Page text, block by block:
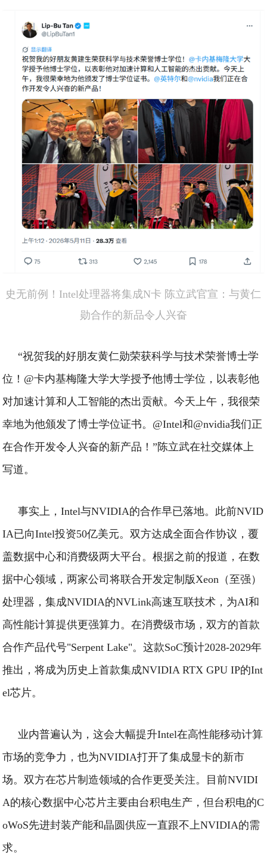
史无前例！Intel处理器将集成N卡 陈立武官宣：与黄仁
勋合作的新品令人兴奋
“祝贺我的好朋友黄仁勋荣获科学与技术荣誉博士学
位！@卡内基梅隆大学大学授予他博士学位，以表彰他
对加速计算和人工智能的杰出贡献。今天上午，我很荣
幸地为他颁发了博士学位证书。@Intel和@nvidia我们正
在合作开发令人兴奋的新产品！”陈立武在社交媒体上
写道。
事实上，Intel与NVIDIA的合作早已落地。此前NVID
IA已向Intel投资50亿美元。双方达成全面合作协议，覆
盖数据中心和消费级两大平台。根据之前的报道，在数
据中心领域，两家公司将联合开发定制版Xeon（至强）
处理器，集成NVIDIA的NVLink高速互联技术，为AI和
高性能计算提供更强算力。在消费级市场，双方的首款
合作产品代号"Serpent Lake"。这款SoC预计2028-2029年
推出，将成为历史上首款集成NVIDIA RTX GPU IP的Int
el芯片。
业内普遍认为，这会大幅提升Intel在高性能移动计算
市场的竞争力，也为NVIDIA打开了集成显卡的新市
场。双方在芯片制造领域的合作更受关注。目前NVIDI
A的核心数据中心芯片主要由台积电生产，但台积电的C
oWoS先进封装产能和晶圆供应一直跟不上NVIDIA的需
求。